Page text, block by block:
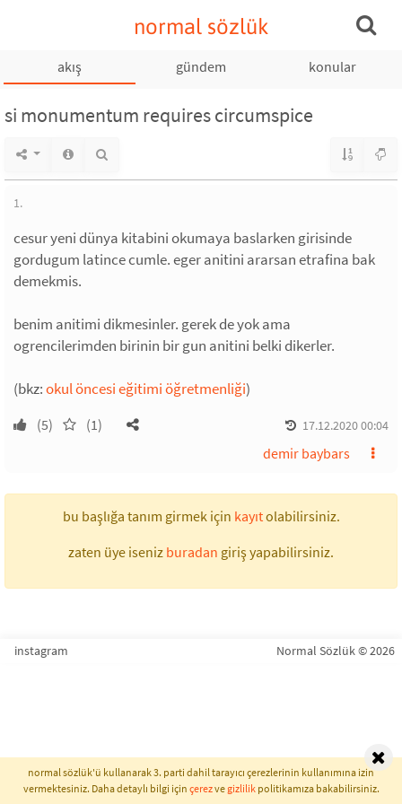
normal sözlük
akış gündem konular
si monumentum requires circumspice
1.
cesur yeni dünya kitabini okumaya baslarken girisinde
gordugum latince cumle. eger anitini ararsan etrafina bak
demekmis.
benim anitimi dikmesinler. gerek de yok ama
ogrencilerimden birinin bir gun anitini belki dikerler.
(bkz:okul öncesi eğitimi öğretmenliği)
(5) (1) 17.12.2020 00:04
demir baybars
bu başlığa tanım girmek için kayıtolabilirsiniz.
zaten üye iseniz buradan giriş yapabilirsiniz.
instagram Normal Sözlük © 2026
normal sözlük'ü kullanarak 3. parti dahil tarayıcı çerezlerinin kullanımına izin
vermektesiniz. Daha detaylı bilgi için çerezvegizlilikpolitikamıza bakabilirsiniz.